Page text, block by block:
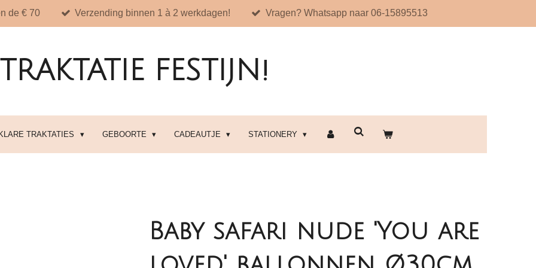
de € 70 Verzending binnen 1 à 2 werkdagen! Vragen? Whatsapp naar 06-15895513
TRAKTATIE FESTIJN!
TRAKTATIES GEBOORTE CADEAUTJE STATIONERY
Baby safari nude 'You are